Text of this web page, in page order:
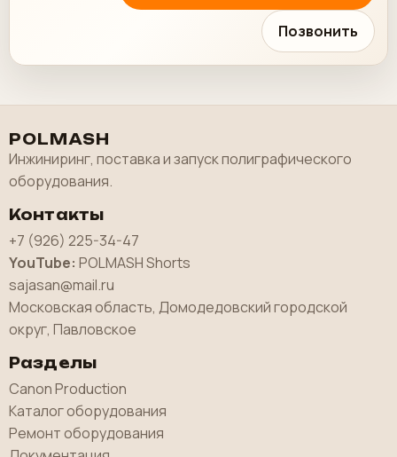
Позвонить
POLMASH
Инжиниринг, поставка и запуск полиграфического
оборудования.
Контакты
+7 (926) 225-34-47
YouTube: POLMASH Shorts
sajasan@mail.ru
Московская область, Домодедовский городской
округ, Павловское
Разделы
Canon Production
Каталог оборудования
Ремонт оборудования